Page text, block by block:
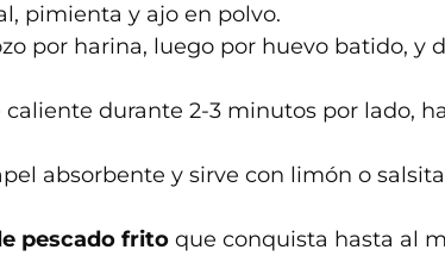
pimienta y ajo en polvo.
por harina, luego por huevo batido, y
caliente durante 2-3 minutos por lado,
absorbente y sirve con limón o
pescado frito que conquista hasta al